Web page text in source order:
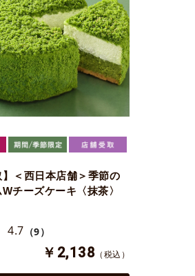
】＜西日本店舗＞季節の
チーズケーキ〈抹茶〉
4.7 （9）
￥2,138 （税込）